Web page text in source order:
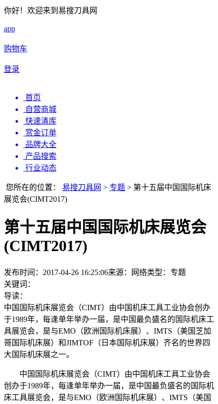
你好！欢迎来到易搜刀具网
app
购物车
登录
首页
自营商城
快速清库
赏金订单
品牌大全
产品搜索
行业动态
您所在的位置： 易搜刀具网 > 专题 > 第十五届中国国际机床
展览会(CIMT2017)
第十五届中国国际机床展览会
(CIMT2017)
发布时间：2017-04-26 16:25:06来源：网络类型： 专题
关键词：
导读：
中国国际机床展览会（CIMT）由中国机床工具工业协会创办
于1989年，每逢单年举办一届，是中国最负盛名的国际机床工
具展览会，是与EMO（欧洲国际机床展）、IMTS（美国芝加
哥国际机床展）和JIMTOF（日本国际机床展）齐名的世界四
大国际机床展之一。
中国国际机床展览会（CIMT）由中国机床工具工业协会
创办于1989年，每逢单年举办一届，是中国最负盛名的国际机
床工具展览会，是与EMO（欧洲国际机床展）、IMTS（美国